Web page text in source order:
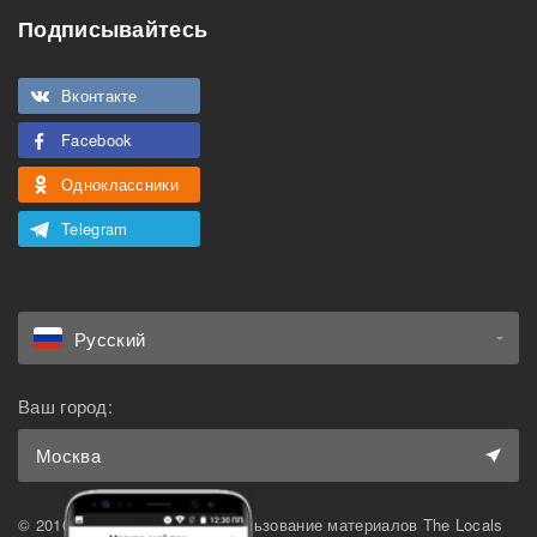
Можно курить
Можно с животными
Подписывайтесь
Вконтакте
Facebook
Одноклассники
Telegram
Русский
Ваш город:
Москва
© 2010-2026 The Locals. Использование материалов The Locals